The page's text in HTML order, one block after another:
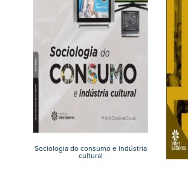
Sociologia do consumo e indústria
cultural